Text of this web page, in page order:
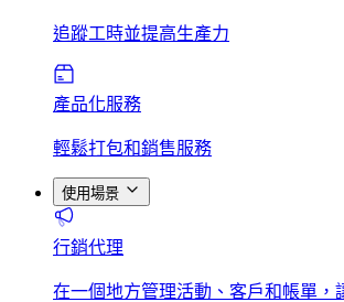
追蹤工時並提高生產力
產品化服務
輕鬆打包和銷售服務
使用場景
行銷代理
在一個地方管理活動、客戶和帳單，